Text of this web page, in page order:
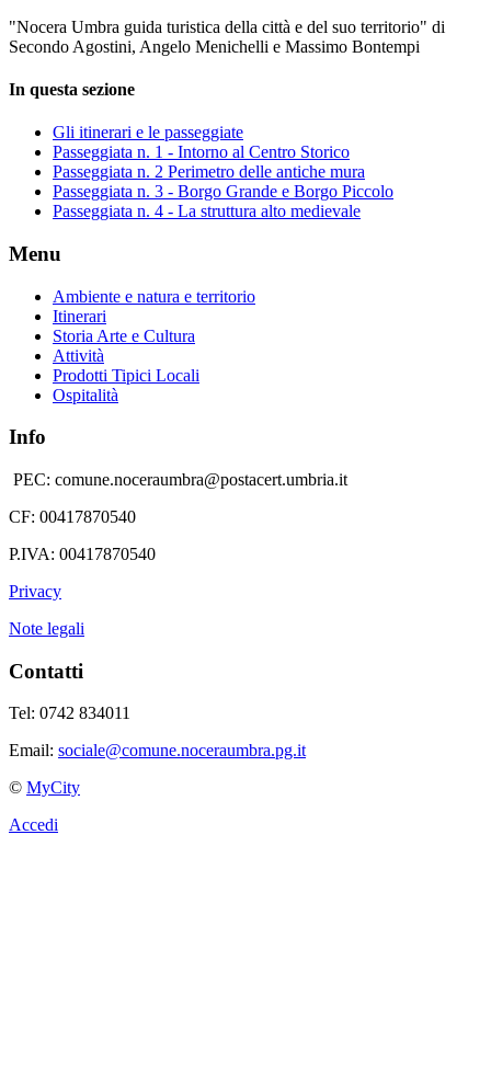
"Nocera Umbra guida turistica della città e del suo territorio" di
Secondo Agostini, Angelo Menichelli e Massimo Bontempi
In questa sezione
Gli itinerari e le passeggiate
Passeggiata n. 1 - Intorno al Centro Storico
Passeggiata n. 2 Perimetro delle antiche mura
Passeggiata n. 3 - Borgo Grande e Borgo Piccolo
Passeggiata n. 4 - La struttura alto medievale
Menu
Ambiente e natura e territorio
Itinerari
Storia Arte e Cultura
Attività
Prodotti Tipici Locali
Ospitalità
Info
PEC: comune.noceraumbra@postacert.umbria.it
CF: 00417870540
P.IVA: 00417870540
Privacy
Note legali
Contatti
Tel: 0742 834011
Email: sociale@comune.noceraumbra.pg.it
© MyCity
Accedi